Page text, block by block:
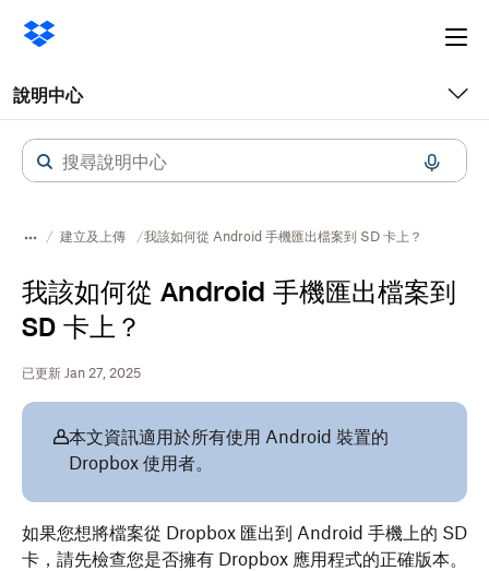
說明中心
建立及上傳 我該如何從 Android 手機匯出檔案到 SD 卡上？
我該如何從 Android 手機匯出檔案到
SD 卡上？
已更新 Jan 27, 2025
本文資訊適用於所有使用 Android 裝置的
Dropbox 使用者。
如果您想將檔案從 Dropbox 匯出到 Android 手機上的 SD
卡，請先檢查您是否擁有 Dropbox 應用程式的正確版本。